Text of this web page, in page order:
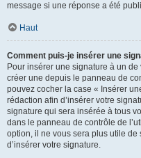
message si une réponse a été
Haut
Comment puis-je insérer une
Pour insérer une signature à un
créer une depuis le panneau de
pouvez cocher la case « Insérer
rédaction afin d’insérer votre
signature qui sera insérée à tous
dans le panneau de contrôle de
option, il ne vous sera plus utile
d’insérer votre signature.